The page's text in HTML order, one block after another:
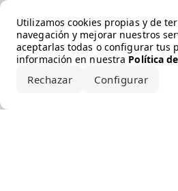
Utilizamos cookies propias y de
navegación y mejorar nuestros
aceptarlas todas o configurar tus
información en nuestra Política
Rechazar Configurar
Error loading